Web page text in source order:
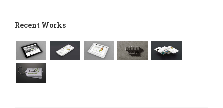
Recent Works